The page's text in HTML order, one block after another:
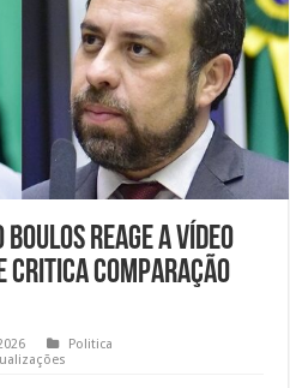
reage a vídeo
critica comparação
Politica